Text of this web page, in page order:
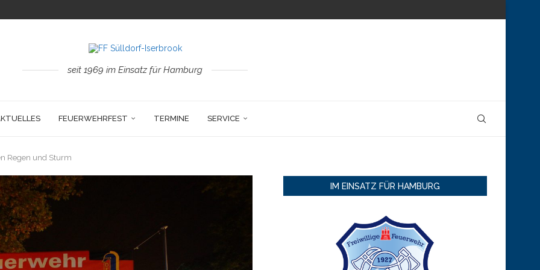
seit 1969 im Einsatz für Hamburg
FEUERWEHRFEST TERMINE SERVICE
Regen und Sturm
IM EINSATZ FÜR HAMBURG